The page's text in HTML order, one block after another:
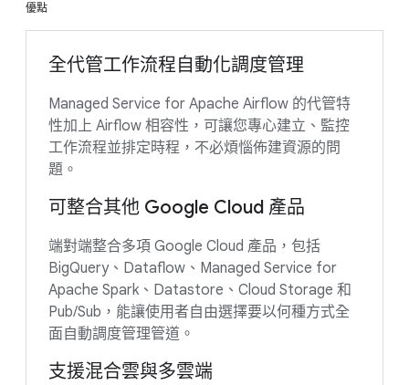
優點
全代管工作流程自動化調度管理
Managed Service for Apache Airflow 的代管特
性加上 Airflow 相容性，可讓您專心建立、監控
工作流程並排定時程，不必煩惱佈建資源的問
題。
可整合其他 Google Cloud 產品
端對端整合多項 Google Cloud 產品，包括
BigQuery、Dataflow、Managed Service for
Apache Spark、Datastore、Cloud Storage 和
Pub/Sub，能讓使用者自由選擇要以何種方式全
面自動調度管理管道。
支援混合雲與多雲端